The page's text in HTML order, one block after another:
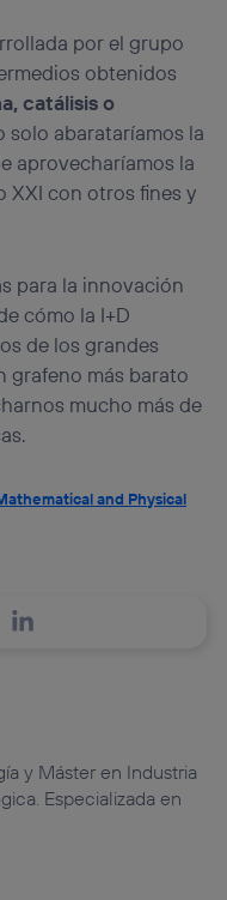
por el grupo
obtenidos
catálisis o
solo abarataríamos la
aprovecharíamos la
XXI con otros fines y
para la innovación
cómo la I+D
de los grandes
grafeno más barato
mucho más de
and Physical
y Máster en Industria
Especializada en